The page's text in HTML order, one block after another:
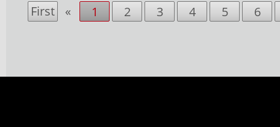
First « 1 2 3 4 5 6